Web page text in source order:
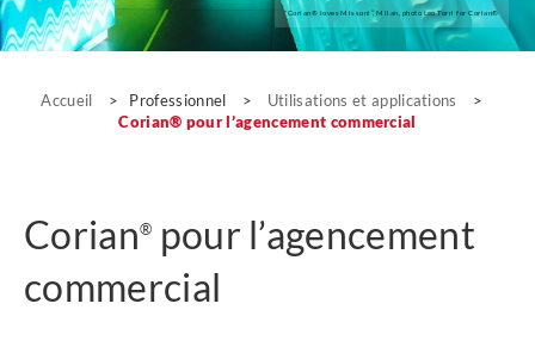
“Corian® loves Missoni”, Milan, photo Leo Torri for Corian®
Utilisations et applications
Accueil > Professionnel > Utilisations et applications
>
Corian® pour l’agencement commercial
Corian® pour l’agencement
commercial